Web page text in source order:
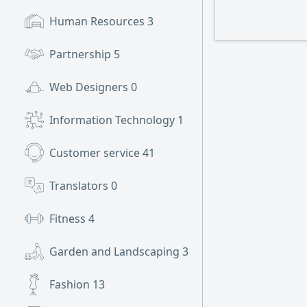
Human Resources 3
Partnership 5
Web Designers 0
Information Technology 1
Customer service41
Translators 0
Fitness 4
Garden and Landscaping 3
Fashion 13